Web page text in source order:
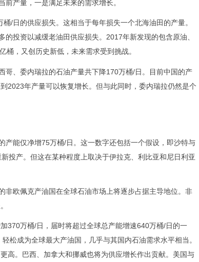
产量，一是满足未来的需求增长。
日的供应损失。这相当于每年损失一个北海油田的产量。
投资以减缓老油田供应损失。2017年新发现的包含原油、
桶，又创历史新低，未来需求受到挑战。
、委内瑞拉的石油产量共下降170万桶/日。目前中国的产
2023年产量可以恢复增长。但与此同时，委内瑞拉仍然是个
能仅净增75万桶/日。这一数字还包括一个假设，即沙特与
投产。但这在某种程度上取决于伊拉克、利比亚和尼日利亚
欧佩克产油国在全球石油市场上将逐步占据主导地位。非
万桶/日，届时将超过全球总产能增速640万桶/日的一
松成为全球最大产油国，几乎与其国内石油需求水平相当。
高。巴西、加拿大和挪威也将为供应增长作出贡献。美国与